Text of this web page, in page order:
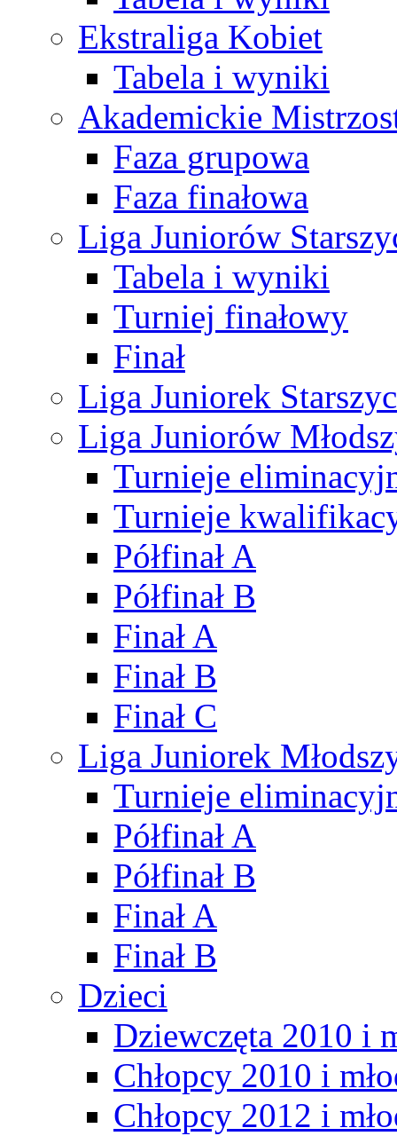
Ekstraliga Kobiet
Tabela i wyniki
Akademickie
Faza grupowa
Faza finałowa
Liga Juniorów
Tabela i wyniki
Turniej finałowy
Finał
Liga Juniorek
Liga Juniorów
Turnieje
Turnieje
Półfinał A
Półfinał B
Finał A
Finał B
Finał C
Liga Juniorek
Turnieje
Półfinał A
Półfinał B
Finał A
Finał B
Dzieci
Dziewczęta 2010 i
Chłopcy 2010 i
Chłopcy 2012 i